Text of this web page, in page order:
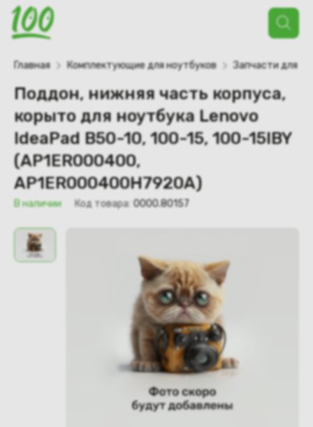
Поиск
товаров
Главная Комплектующие для ноутбуков Запчасти для
Поддон, нижняя часть корпуса,
корыто для ноутбука Lenovo
IdeaPad B50-10, 100-15, 100-15IBY
(AP1ER000400,
AP1ER000400H7920A)
В наличии Код товара: 0000.80157